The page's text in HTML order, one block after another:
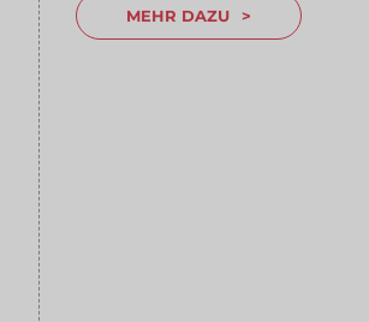
MEHR DAZU